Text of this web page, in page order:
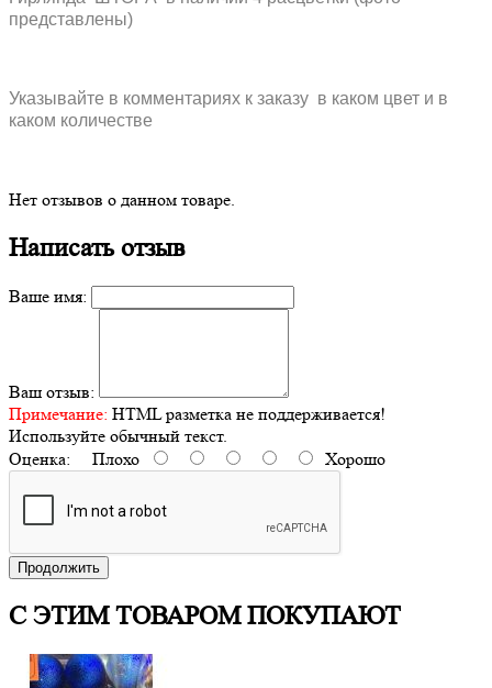
представлены)
Указывайте в комментариях к заказу в каком цвет и в
каком количестве
Нет отзывов о данном товаре.
Написать отзыв
Ваше имя:
Ваш отзыв:
Примечание: HTML разметка не поддерживается!
Используйте обычный текст.
Оценка: Плохо Хорошо
Продолжить
С ЭТИМ ТОВАРОМ ПОКУПАЮТ